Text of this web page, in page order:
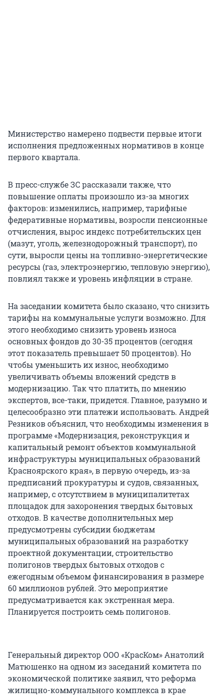
Министерство намерено подвести первые итоги
исполнения предложенных нормативов в конце
первого квартала.
В пресс-службе ЗС рассказали также, что
повышение оплаты произошло из-за многих
факторов: изменились, например, тарифные
федеративные нормативы, возросли пенсионные
отчисления, вырос индекс потребительских цен
(мазут, уголь, железнодорожный транспорт), по
сути, выросли цены на топливно-энергетические
ресурсы (газ, электроэнергию, тепловую энергию),
повлиял также и уровень инфляции в стране.
На заседании комитета было сказано, что снизить
тарифы на коммунальные услуги возможно. Для
этого необходимо снизить уровень износа
основных фондов до 30-35 процентов (сегодня
этот показатель превышает 50 процентов). Но
чтобы уменьшить их износ, необходимо
увеличивать объемы вложений средств в
модернизацию. Так что платить, по мнению
экспертов, все-таки, придется. Главное, разумно и
целесообразно эти платежи использовать. Андрей
Резников объяснил, что необходимы изменения в
программе «Модернизация, реконструкция и
капитальный ремонт объектов коммунальной
инфраструктуры муниципальных образований
Красноярского края», в первую очередь, из-за
предписаний прокуратуры и судов, связанных,
например, с отсутствием в муниципалитетах
площадок для захоронения твердых бытовых
отходов. В качестве дополнительных мер
предусмотрены субсидии бюджетам
муниципальных образований на разработку
проектной документации, строительство
полигонов твердых бытовых отходов с
ежегодным объемом финансирования в размере
60 миллионов рублей. Это мероприятие
предусматривается как экстренная мера.
Планируется построить семь полигонов.
Генеральный директор ООО «КрасКом» Анатолий
Матюшенко на одном из заседаний комитета по
экономической политике заявил, что реформа
жилищно-коммунального комплекса в крае